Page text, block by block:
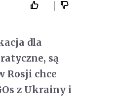
dla
są
Rosji chce
z Ukrainy i